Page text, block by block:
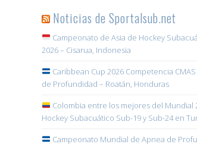
Noticias de Sportalsub.net
Campeonato de Asia de Hockey
2026 – Cisarua, Indonesia
Caribbean Cup 2026 Competencia
de Profundidad – Roatán, Honduras
Colombia entre los mejores del Mundial
Hockey Subacuático Sub-19 y Sub-24 en
Campeonato Mundial de Apnea de